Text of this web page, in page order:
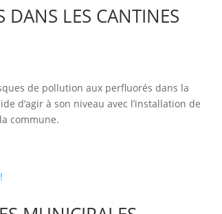
DANS LES CANTINES
de pollution aux perfluorés dans la
d’agir à son niveau avec l’installation de
commune.